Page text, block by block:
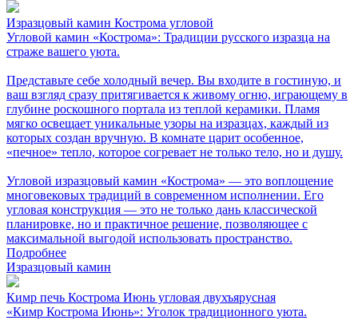
Изразцовый камин Кострома угловой
Угловой камин «Кострома»: Традиции русского изразца на
страже вашего уюта.
Представьте себе холодный вечер. Вы входите в гостиную, и
ваш взгляд сразу притягивается к живому огню, играющему в
глубине роскошного портала из теплой керамики. Пламя
мягко освещает уникальные узоры на изразцах, каждый из
которых создан вручную. В комнате царит особенное,
«печное» тепло, которое согревает не только тело, но и душу.
Угловой изразцовый камин «Кострома» — это воплощение
многовековых традиций в современном исполнении. Его
угловая конструкция — это не только дань классической
планировке, но и практичное решение, позволяющее с
максимальной выгодой использовать пространство.
Подробнее
Изразцовый камин
Кимр печь Кострома Июнь угловая двухъярусная
«Кимр Кострома Июнь»: Уголок традиционного уюта.